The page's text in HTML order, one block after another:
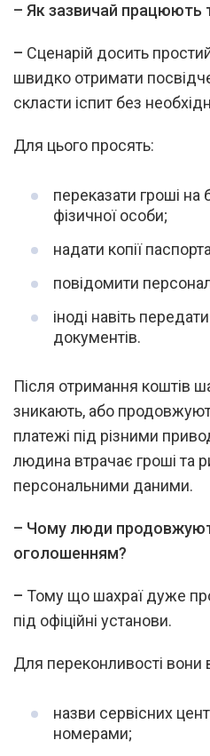
– Як зазвичай працюють
– Сценарій досить
швидко отримати
скласти іспит без
Для цього просять:
переказати гроші на
фізичної особи;
надати копії
повідомити
іноді навіть
документів.
Після отримання коштів
зникають, або
платежі під різними
людина втрачає гроші та
персональними даними.
– Чому люди
оголошенням?
– Тому що шахраї дуже
під офіційні установи.
Для переконливості вони
назви сервісних
номерами;